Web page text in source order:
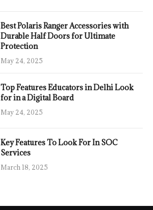
Best Polaris Ranger Accessories with
Durable Half Doors for Ultimate
Protection
May 24, 2025
Top Features Educators in Delhi Look
for in a Digital Board
May 24, 2025
Key Features To Look For In SOC
Services
March 18, 2025